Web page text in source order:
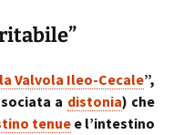
Valvola Ileo-Cecale”,
a distonia) che
tenuee l’intestino